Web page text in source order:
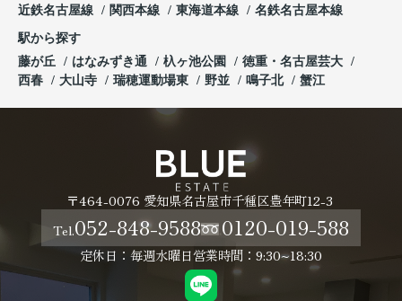
近鉄名古屋線
関西本線 東海道本線 名鉄名古屋本線
駅から探す
藤が丘
はなみずき通 杁ヶ池公園
徳重・名古屋芸大
西春
大山寺 瑞穂運動場東 野並 鳴子北 蟹江
〒464-0076 愛知県名古屋市千種区豊年町12-3
Tel.052-848-9588 0120-019-588
定休日：毎週水曜日営業時間：9:30~18:30